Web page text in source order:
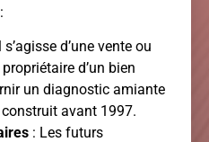
s’agisse d’une vente ou
d’un bien
un diagnostic amiante
avant 1997.
: Les futurs